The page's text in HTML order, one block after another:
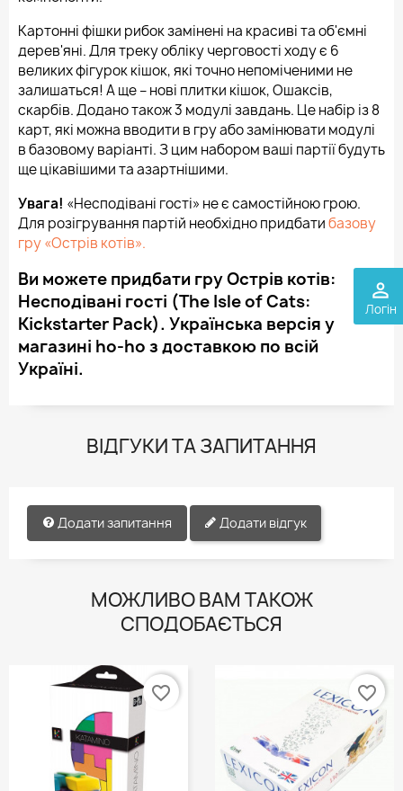
perm_identity
Логін
Картонні фішки рибок замінені на красиві та об'ємні
дерев'яні. Для треку обліку черговості ходу є 6
великих фігурок кішок, які точно непоміченими не
залишаться! А ще – нові плитки кішок, Ошаксів,
скарбів. Додано також 3 модулі завдань. Це набір із 8
карт, які можна вводити в гру або замінювати модулі
в базовому варіанті. З цим набором ваші партії будуть
ще цікавішими та азартнішими.
Увага! «Несподівані гості» не є самостійною грою.
Для розігрування партій необхідно придбатибазову
гру «Острів котів».
Ви можете придбати гру Острів котів:
Несподівані гості (The Isle of Cats:
Kickstarter Pack). Українська версія у
магазині ho-ho з доставкою по всій
Україні.
ВІДГУКИ ТА ЗАПИТАННЯ
Додати запитання Додати відгук
МОЖЛИВО ВАМ ТАКОЖ
СПОДОБАЄТЬСЯ
favorite_border favorite_border